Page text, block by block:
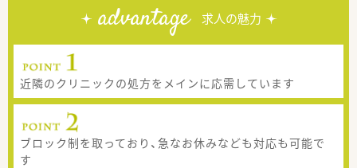
advantage 求人の魅力
近隣のクリニックの処方をメインに応需しています
ブロック制を取っており、急なお休みなども対応も可能で
す